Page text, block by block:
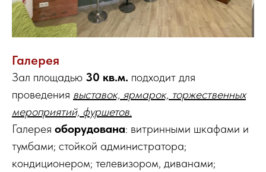
Галерея
Зал площадью 30 кв.м. подходит для
проведения выставок, ярмарок, торжественных
мероприятий, фуршетов.
Галерея оборудована: витринными шкафами и
тумбами; стойкой администратора;
кондиционером; телевизором, диванами;